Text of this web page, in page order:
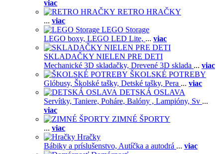
viac
RETRO HRAČKY
... viac
LEGO Storage
LEGO boxy, LEGO LED Lite, ... viac
SKLADAČKY NIELEN PRE DETI
Mechanické 3D skladačky, Drevené 3D sklada ... viac
ŠKOLSKÉ POTREBY
Glóbusy, Školské tašky, Detské tašky, Pera ... viac
DETSKÁ OSLAVA
Servítky, Taniere, Poháre, Balóny , Lampióny, Sv ...
viac
ZIMNÉ ŠPORTY
... viac
Hračky
Bábiky a príslušenstvo, Autíčka a autodrá ... viac